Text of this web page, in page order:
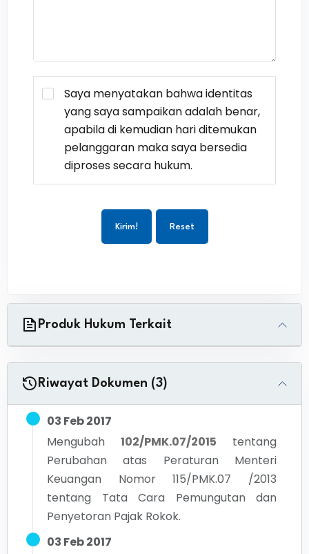
Saya menyatakan bahwa identitas
yang saya sampaikan adalah benar,
apabila di kemudian hari ditemukan
pelanggaran maka saya bersedia
diproses secara hukum.
Kirim! Reset
Produk Hukum Terkait
Riwayat Dokumen (3)
03 Feb 2017
Mengubah
102/PMK.07/2015
tentang
Perubahan atas Peraturan Menteri
Keuangan Nomor 115/PMK.07 /2013
tentang Tata Cara Pemungutan dan
Penyetoran Pajak Rokok.
03 Feb 2017